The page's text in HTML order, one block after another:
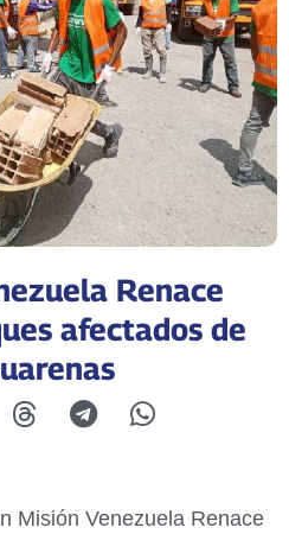
Renace
afectados de
Misión Venezuela Renace